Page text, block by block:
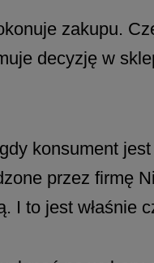
zakupu.
decyzję w
konsument
przez firmę
to jest właśnie